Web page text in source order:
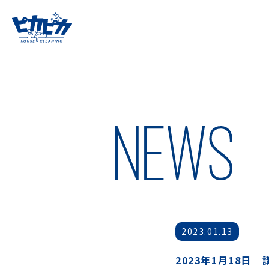
2023.01.13
2023年1月18日